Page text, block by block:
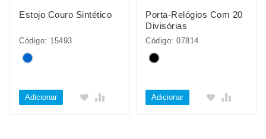
Estojo Couro Sintético
Código: 15493
Adicionar
Porta-Relógios Com 20
Divisórias
Código: 07814
Adicionar